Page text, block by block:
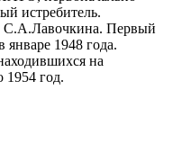
истребитель.
С.А.Лавочкина. Первый
1948 года.
на
год.